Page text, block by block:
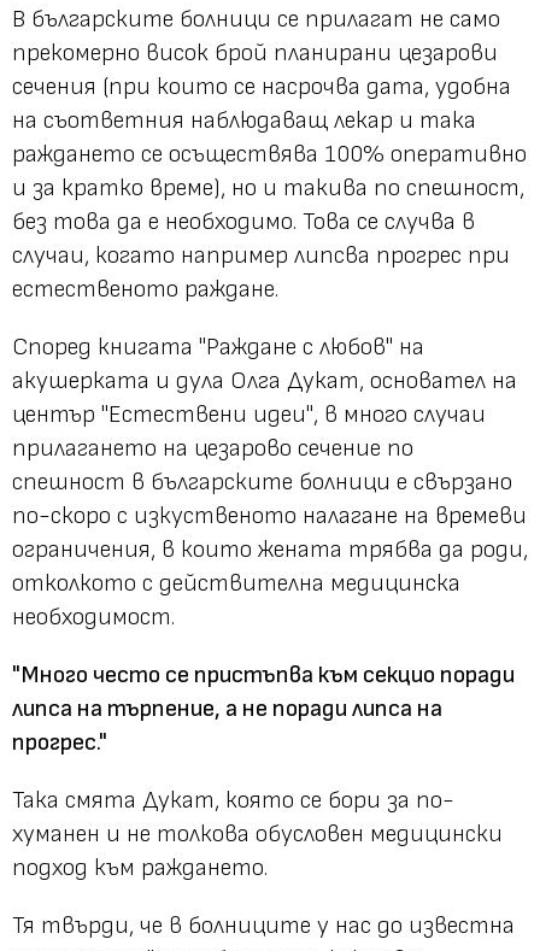
В българските болници се прилагат не само
прекомерно висок брой планирани цезарови
сечения (при които се насрочва дата, удобна
на съответния наблюдаващ лекар и така
раждането се осъществява 100% оперативно
и за кратко време), но и такива по спешност,
без това да е необходимо. Това се случва в
случаи, когато например липсва прогрес при
естественото раждане.
Според книгата "Раждане с любов" на
акушерката и дула Олга Дукат, основател на
център "Естествени идеи", в много случаи
прилагането на цезарово сечение по
спешност в българските болници е свързано
по-скоро с изкуственото налагане на времеви
ограничения, в които жената трябва да роди,
отколкото с действителна медицинска
необходимост.
"Много често се пристъпва към секцио поради
липса на търпение, а не поради липса на
прогрес."
Така смята Дукат, която се бори за по-
хуманен и не толкова обусловен медицински
подход към раждането.
Тя твърди, че в болниците у нас до известна